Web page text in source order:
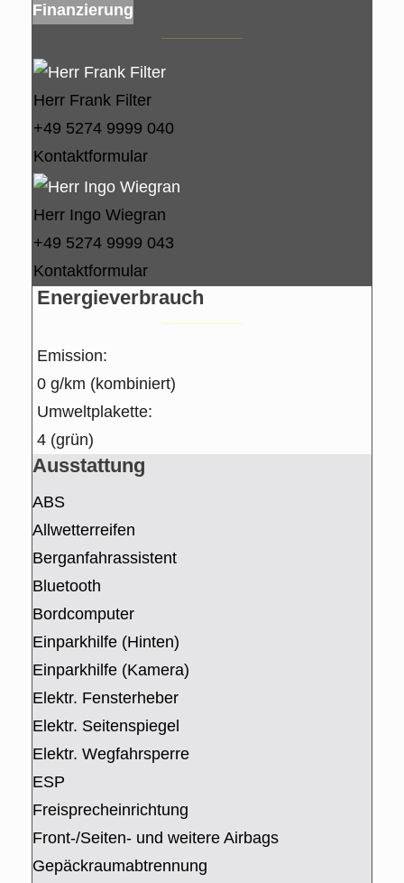
Finanzierung
Herr Frank Filter
+49 5274 9999 040
Kontaktformular
Herr Ingo Wiegran
+49 5274 9999 043
Kontaktformular
Energieverbrauch
Emission:
0 g/km (kombiniert)
Umweltplakette:
4 (grün)
Ausstattung
ABS
Allwetterreifen
Berganfahrassistent
Bluetooth
Bordcomputer
Einparkhilfe (Hinten)
Einparkhilfe (Kamera)
Elektr. Fensterheber
Elektr. Seitenspiegel
Elektr. Wegfahrsperre
ESP
Freisprecheinrichtung
Front-/Seiten- und weitere Airbags
Gepäckraumabtrennung